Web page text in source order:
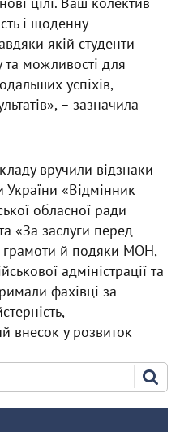
і щоденну
якій студенти
та можливості для
успіхів,
– зазначила
вручили відзнаки
України «Відмінник
обласної ради
«За заслуги перед
й подяки МОН,
адміністрації та
фахівці за
внесок у розвиток